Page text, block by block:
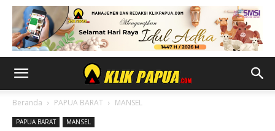
Beranda PAPUA BARAT MANSEL
PAPUA BARAT MANSEL